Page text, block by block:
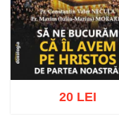
20 LEI